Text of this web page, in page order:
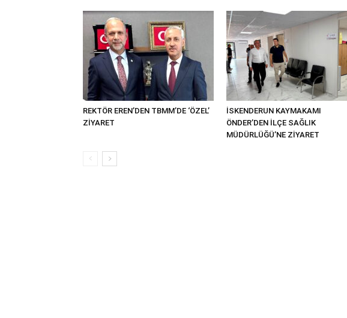
REKTÖR EREN’DEN TBMM’DE ‘ÖZEL’
ZİYARET
İSKENDERUN KAYMAKAMI
ÖNDER’DEN İLÇE SAĞLIK
MÜDÜRLÜĞÜ’NE ZİYARET